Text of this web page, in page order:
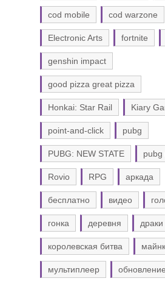
cod mobile cod warzone
Electronic Arts fortnite
genshin impact
good pizza great pizza
Honkai: Star Rail Kiary
point-and-click pubg
PUBG: NEW STATE pubg
Rovio RPG аркада
бесплатно видео
гонка деревня драки
королевская битва
мультиплеер обновление